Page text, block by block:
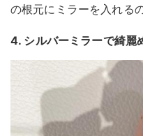
の根元にミラーを入れる
4. シルバーミラーで綺麗